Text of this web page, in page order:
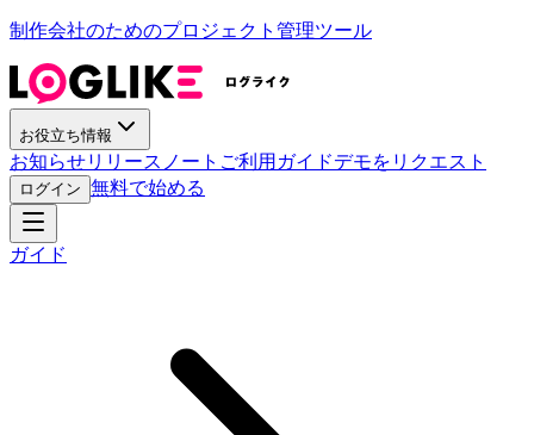
制作会社のためのプロジェクト管理ツール
お役立ち情報
お知らせリリースノート ご利用ガイドデモをリクエスト
ログイン 無料で始める
ガイド